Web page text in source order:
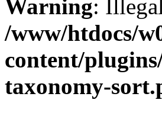
Warning:
/www/htdocs/
content/
taxonomy-